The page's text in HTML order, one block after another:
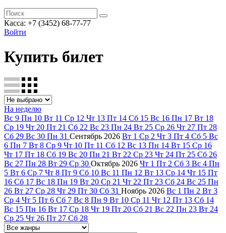
Касса: +7 (3452) 68-77-77
Войти
Купить билет
На неделю
Вс 9 Пн 10 Вт 11 Ср 12 Чт 13 Пт 14 Сб 15 Вс 16 Пн 17 Вт 18
Ср 19 Чт 20 Пт 21 Сб 22 Вс 23 Пн 24 Вт 25 Ср 26 Чт 27 Пт 28
Сб 29 Вс 30 Пн 31 Сентябрь 2026 Вт 1 Ср 2 Чт 3 Пт 4 Сб 5 Вс
6 Пн 7 Вт 8 Ср 9 Чт 10 Пт 11 Сб 12 Вс 13 Пн 14 Вт 15 Ср 16
Чт 17 Пт 18 Сб 19 Вс 20 Пн 21 Вт 22 Ср 23 Чт 24 Пт 25 Сб 26
Вс 27 Пн 28 Вт 29 Ср 30 Октябрь 2026 Чт 1 Пт 2 Сб 3 Вс 4 Пн
5 Вт 6 Ср 7 Чт 8 Пт 9 Сб 10 Вс 11 Пн 12 Вт 13 Ср 14 Чт 15 Пт
16 Сб 17 Вс 18 Пн 19 Вт 20 Ср 21 Чт 22 Пт 23 Сб 24 Вс 25 Пн
26 Вт 27 Ср 28 Чт 29 Пт 30 Сб 31 Ноябрь 2026 Вс 1 Пн 2 Вт 3
Ср 4 Чт 5 Пт 6 Сб 7 Вс 8 Пн 9 Вт 10 Ср 11 Чт 12 Пт 13 Сб 14
Вс 15 Пн 16 Вт 17 Ср 18 Чт 19 Пт 20 Сб 21 Вс 22 Пн 23 Вт 24
Ср 25 Чт 26 Пт 27 Сб 28